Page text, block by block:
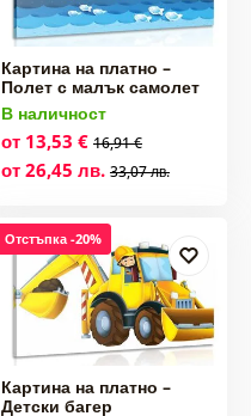
Картина на платно –
Полет с малък самолет
В наличност
от 13,53 € 16,91 €
от 26,45 лв. 33,07 лв.
Отстъпка -20%
Картина на платно –
Детски багер